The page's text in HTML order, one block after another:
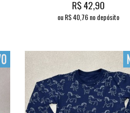
R$42,90
ou R$40,76no depósito